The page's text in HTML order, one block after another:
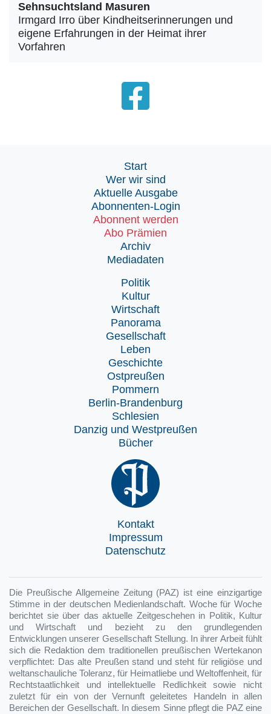
Sehnsuchtsland Masuren
Irmgard Irro über Kindheitserinnerungen und
eigene Erfahrungen in der Heimat ihrer
Vorfahren
Start
Wer wir sind
Aktuelle Ausgabe
Abonnenten-Login
Abonnent werden
Abo Prämien
Archiv
Mediadaten
Politik
Kultur
Wirtschaft
Panorama
Gesellschaft
Leben
Geschichte
Ostpreußen
Pommern
Berlin-Brandenburg
Schlesien
Danzig und Westpreußen
Bücher
Kontakt
Impressum
Datenschutz
Die Preußische Allgemeine Zeitung (PAZ) ist eine einzigartige
Stimme in der deutschen Medienlandschaft. Woche für Woche
berichtet sie über das aktuelle Zeitgeschehen in Politik, Kultur
und Wirtschaft und bezieht zu den grundlegenden
Entwicklungen unserer Gesellschaft Stellung. In ihrer Arbeit fühlt
sich die Redaktion dem traditionellen preußischen Wertekanon
verpflichtet: Das alte Preußen stand und steht für religiöse und
weltanschauliche Toleranz, für Heimatliebe und Weltoffenheit, für
Rechtstaatlichkeit und intellektuelle Redlichkeit sowie nicht
zuletzt für ein von der Vernunft geleitetes Handeln in allen
Bereichen der Gesellschaft. In diesem Sinne pflegt die PAZ eine